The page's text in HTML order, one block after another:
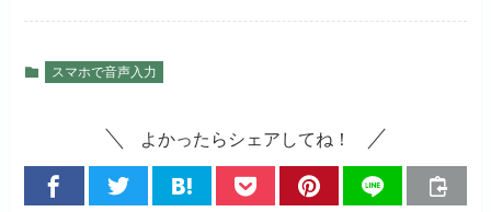
スマホで音声入力
よかったらシェアしてね！